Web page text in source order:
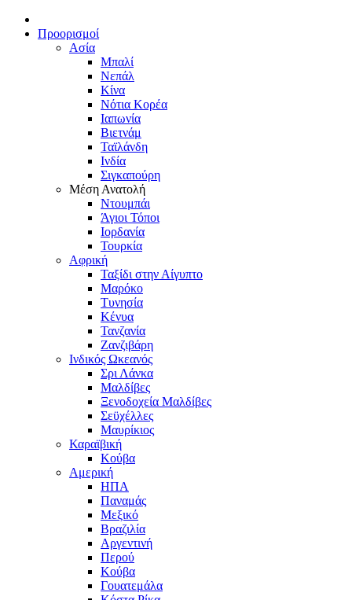
Προορισμοί
Ασία
Μπαλί
Νεπάλ
Κίνα
Νότια Κορέα
Ιαπωνία
Βιετνάμ
Ταϊλάνδη
Ινδία
Σιγκαπούρη
Μέση Ανατολή
Ντουμπάι
Άγιοι Τόποι
Ιορδανία
Τουρκία
Αφρική
Ταξίδι στην Αίγυπτο
Μαρόκο
Τυνησία
Κένυα
Τανζανία
Ζανζιβάρη
Ινδικός Ωκεανός
Σρι Λάνκα
Μαλδίβες
Ξενοδοχεία Μαλδίβες
Σεϋχέλλες
Μαυρίκιος
Καραϊβική
Κούβα
Αμερική
ΗΠΑ
Παναμάς
Μεξικό
Βραζιλία
Αργεντινή
Περού
Κούβα
Γουατεμάλα